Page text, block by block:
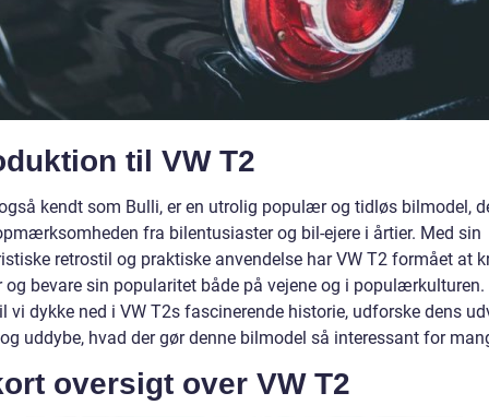
til VW T2
kendt som Bulli, er en utrolig populær og tidløs bilmodel,
fra bilentusiaster og bil-ejere i årtier. Med sin
retrostil og praktiske anvendelse har VW T2 formået at
bevare sin popularitet både på vejene og i populærkulturen.
vi dykke ned i VW T2s fascinerende historie, udforske dens
uddybe, hvad der gør denne bilmodel så interessant for
oversigt over VW T2